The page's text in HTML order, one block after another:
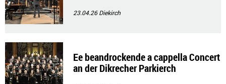
23.04.26Diekirch
Ee beandrockende a cappella Concert
an der Dikrecher Parkierch